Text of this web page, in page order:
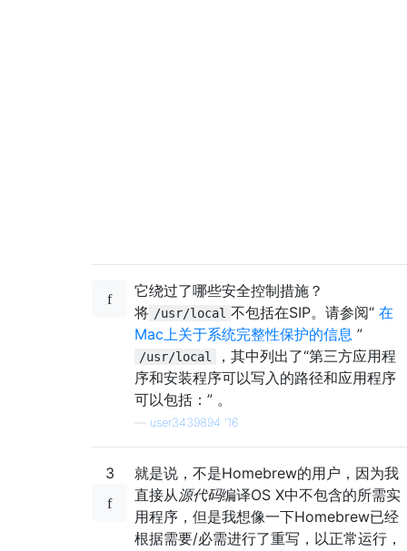
它绕过了哪些安全控制措施？
将 /usr/local 不包括在SIP。请参阅“ 在
Mac上关于系统完整性保护的信息 ”
/usr/local
，其中列出了“第三方应用程
序和安装程序可以写入的路径和应用程序
可以包括：” 。
user3439894 '16
3
就是说，不是Homebrew的用户，因为我
直接从 源代码编译OS X中不包含的所需实
用程序，但是我想像一下Homebrew已经
根据需要/必需进行了重写，以正常运行，